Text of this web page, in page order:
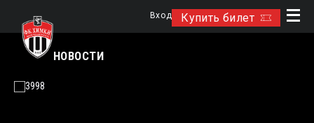
Купить билет
Вход
НОВОСТИ